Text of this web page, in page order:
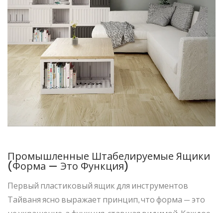
Промышленные Штабелируемые Ящики
(Форма — Это Функция)
Первый пластиковый ящик для инструментов
Тайваня ясно выражает принцип, что форма — это